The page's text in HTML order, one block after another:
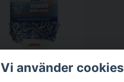
Vi använder cookies